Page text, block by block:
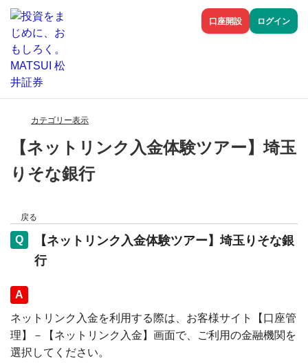
口座開設 ログイン
カテゴリー表示
【ネットリンク入金体験ツアー】埼玉
りそな銀行
戻る
【ネットリンク入金体験ツアー】埼玉りそな銀
行
回答
ネットリンク入金を利用する際は、お客様サイト【口座管
理】－【ネットリンク入金】画面で、ご利用の金融機関を
選択してください。